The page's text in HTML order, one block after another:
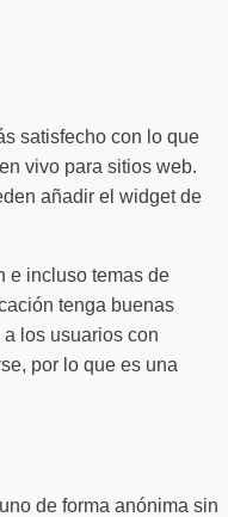
satisfecho con lo que
vivo para sitios web.
añadir el widget de
e incluso temas de
tenga buenas
los usuarios con
por lo que es una
de forma anónima sin